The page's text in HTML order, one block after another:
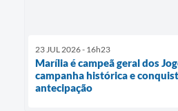
23 JUL 2026 - 16h23
Marília é campeã geral dos
campanha histórica e
antecipação